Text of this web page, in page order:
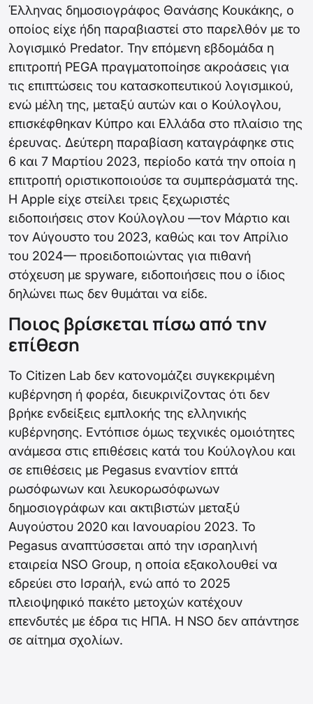
Έλληνας δημοσιογράφος Θανάσης Κουκάκης, ο
οποίος είχε ήδη παραβιαστεί στο παρελθόν με το
λογισμικό Predator. Την επόμενη εβδομάδα η
επιτροπή PEGA πραγματοποίησε ακροάσεις για
τις επιπτώσεις του κατασκοπευτικού λογισμικού,
ενώ μέλη της, μεταξύ αυτών και ο Κούλογλου,
επισκέφθηκαν Κύπρο και Ελλάδα στο πλαίσιο της
έρευνας. Δεύτερη παραβίαση καταγράφηκε στις
6 και 7 Μαρτίου 2023, περίοδο κατά την οποία η
επιτροπή οριστικοποιούσε τα συμπεράσματά της.
Η Apple είχε στείλει τρεις ξεχωριστές
ειδοποιήσεις στον Κούλογλου —τον Μάρτιο και
τον Αύγουστο του 2023, καθώς και τον Απρίλιο
του 2024— προειδοποιώντας για πιθανή
στόχευση με spyware, ειδοποιήσεις που ο ίδιος
δηλώνει πως δεν θυμάται να είδε.
Ποιος βρίσκεται πίσω από την
επίθεση
Το Citizen Lab δεν κατονομάζει συγκεκριμένη
κυβέρνηση ή φορέα, διευκρινίζοντας ότι δεν
βρήκε ενδείξεις εμπλοκής της ελληνικής
κυβέρνησης. Εντόπισε όμως τεχνικές ομοιότητες
ανάμεσα στις επιθέσεις κατά του Κούλογλου και
σε επιθέσεις με Pegasus εναντίον επτά
ρωσόφωνων και λευκορωσόφωνων
δημοσιογράφων και ακτιβιστών μεταξύ
Αυγούστου 2020 και Ιανουαρίου 2023. Το
Pegasus αναπτύσσεται από την ισραηλινή
εταιρεία NSO Group, η οποία εξακολουθεί να
εδρεύει στο Ισραήλ, ενώ από το 2025
πλειοψηφικό πακέτο μετοχών κατέχουν
επενδυτές με έδρα τις ΗΠΑ. Η NSO δεν απάντησε
σε αίτημα σχολίων.